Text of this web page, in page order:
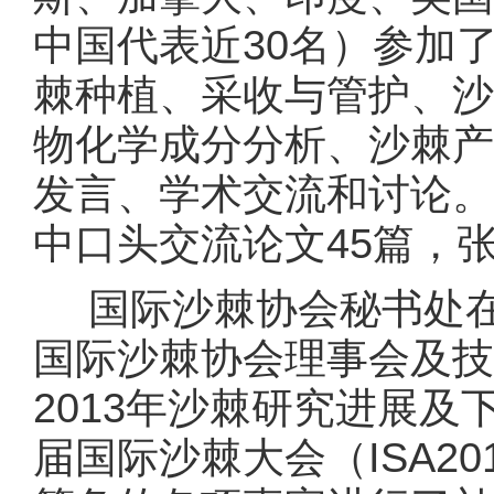
中国代表近30名）参加
棘种植、采收与管护、
物化学成分分析、沙棘
发言、学术交流和讨论
中口头交流论文45篇，
国际沙棘协会秘书处
国际沙棘协会理事会及
2013年沙棘研究进展及
届国际沙棘大会（